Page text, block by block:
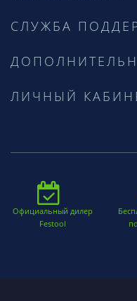
СЛУЖБА
ЛИЧНЫЙ
Официальный дилер
Festool